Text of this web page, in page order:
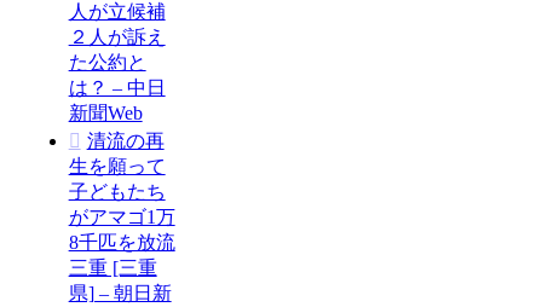
人が立候補
２人が訴え
た公約と
は？ – 中日
新聞Web
清流の再
生を願って
子どもたち
がアマゴ1万
8千匹を放流
三重 [三重
県] – 朝日新